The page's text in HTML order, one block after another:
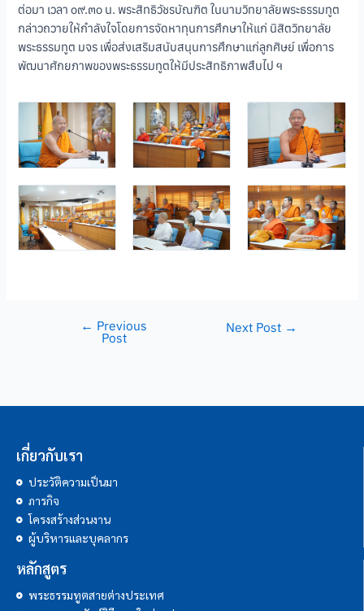
ต่อมา เวลา ๐๙.๓๐ น. พระสิทธิวัชรบัณฑิต ในนามวิทยาลัยพระธรรมทูต
กล่าวถวายให้กำลังใจโดยการจัดหาทุนการศึกษาให้แก่ นิสิตวิทยาลัย
พระธรรมทูต มจร เพื่อส่งเสริมสนับสนุนการศึกษาแก่ลูกศิษย์ เพื่อการ
พัฒนาศักยภาพของพระธรรมทูตให้มีประสิทธิภาพสืบไป ฯ
← Previous
Post
Next Post →
เกี่ยวกับเรา
ประวัติความเป็นมา
ภารกิจ
โครงสร้างส่วนงาน
ผู้บริหารและบุคลากร
หลักสูตร
พระธรรมทูตสายต่างประเทศ